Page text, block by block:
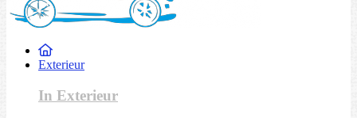
Exterieur
In Exterieur